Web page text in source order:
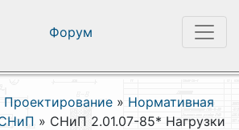
Форум
Проектирование » Нормативная
» СНиП 2.01.07-85* Нагрузки